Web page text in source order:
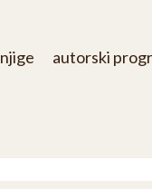
autorski